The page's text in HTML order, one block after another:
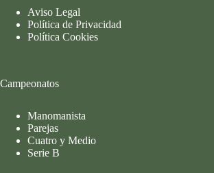
Aviso Legal
Política de Privacidad
Política Cookies
Campeonatos
Manomanista
Parejas
Cuatro y Medio
Serie B